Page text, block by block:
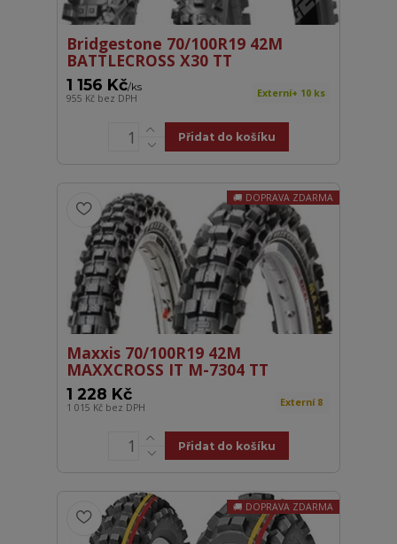
Bridgestone 70/100R19 42M
BATTLECROSS X30 TT
1 156 Kč/ks
955 Kč bez DPH Externí+ 10 ks
Přidat do košíku
DOPRAVA ZDARMA
Maxxis 70/100R19 42M
MAXXCROSS IT M-7304 TT
1 228 Kč
1 015 Kč bez DPH Externí 8
Přidat do košíku
DOPRAVA ZDARMA